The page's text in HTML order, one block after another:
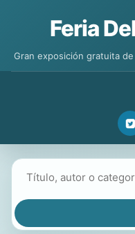
Feria
Gran exposición gratuita